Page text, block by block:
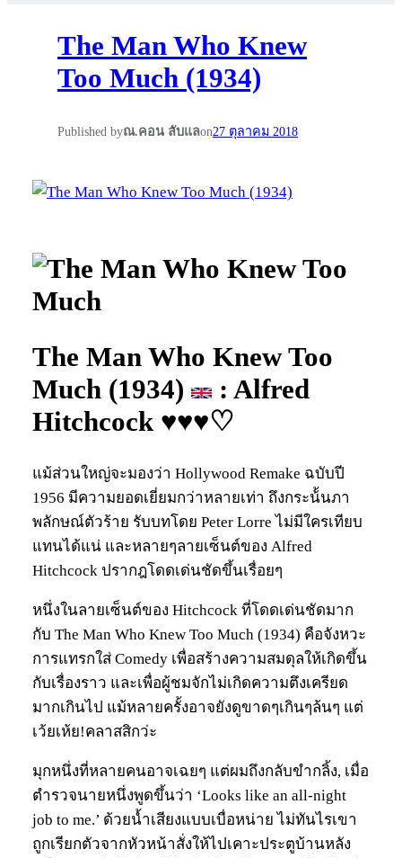
The Man Who Knew
Too Much (1934)
Published byณ.คอน ลับแลon27 ตุลาคม 2018
The Man Who Knew Too
Much (1934)
: Alfred
Hitchcock ♥♥♥♡
แม้ส่วนใหญ่จะมองว่า Hollywood Remake ฉบับปี
1956 มีความยอดเยี่ยมกว่าหลายเท่า ถึงกระน้้นภา
พลักษณ์ตัวร้าย รับบทโดย Peter Lorre ไม่มีใครเทียบ
แทนได้แน่ และหลายๆลายเซ็นต์ของ Alfred
Hitchcock ปรากฎโดดเด่นชัดขึ้นเรื่อยๆ
หนึ่งในลายเซ็นต์ของ Hitchcock ที่โดดเด่นชัดมาก
กับ The Man Who Knew Too Much (1934) คือจังหวะ
การแทรกใส่ Comedy เพื่อสร้างความสมดุลให้เกิดขึ้น
กับเรื่องราว และเพื่อผู้ชมจักไม่เกิดความตึงเครียด
มากเกินไป แม้หลายครั้งอาจยังดูขาดๆเกินๆล้นๆ แต่
เว้ยเห้ย!คลาสสิกว่ะ
มุกหนึ่งที่หลายคนอาจเฉยๆ แต่ผมถึงกลับขำกลิ้ง, เมื่อ
ตำรวจนายหนึ่งพูดขึ้นว่า ‘Looks like an all-night
job to me.’ ด้วยน้ำเสียงแบบเบื่อหน่าย ไม่ทันไรเขา
ถูกเรียกตัวจากหัวหน้าสั่งให้ไปเคาะประตูบ้านหลัง